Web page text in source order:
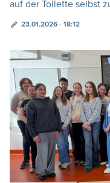
auf der Toilette selbst
23.01.2026 - 18:12